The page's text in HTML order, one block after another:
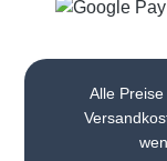
Alle